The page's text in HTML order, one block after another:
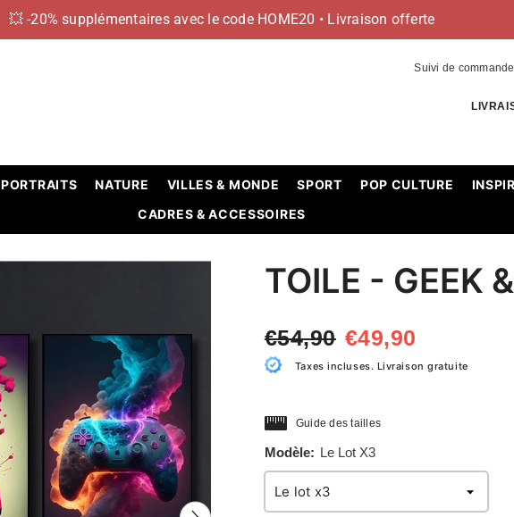
💥 -20% supplémentaires avec le code HOME20 • Livraison offerte
Suivi de commande
PORTRAITS NATURE VILLES & MONDE SPORT POP CULTURE
CADRES & ACCESSOIRES
TOILE - GEEK
€54,90 €49,90
Taxes incluses. Livraison gratuite
Guide des tailles
Modèle: Le Lot X3